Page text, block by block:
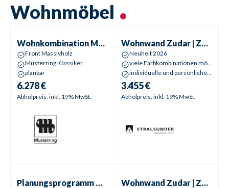
Wohnmöbel
Wohnkombination MR Kanto
Front Massivholz
Musterring Klassiker
planbar
6.278 €
Abholpreis, inkl. 19% MwSt.
Wohnwand Zudar | Zander
Neuheit 2026
viele Farbkombinationen möglich
individuelle und persönliche 3D-Planung
3.455 €
Abholpreis, inkl. 19% MwSt.
Planungsprogramm MR Kara Frame
Wohnwand Zudar | Zander